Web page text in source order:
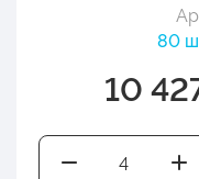
80
10